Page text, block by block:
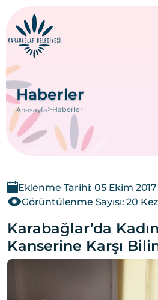
Haberler
Anasayfa>Haberler
Eklenme Tarihi: 05 Ekim 2017
Görüntülenme Sayısı: 20
Karabağlar’da
Kanserine Karşı